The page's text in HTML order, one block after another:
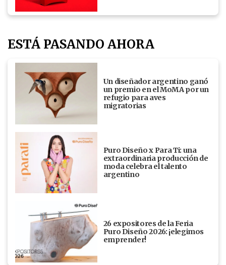
ESTÁ PASANDO AHORA
Un diseñador argentino ganó
un premio en el MoMA por un
refugio para aves
migratorias
Puro Diseño x Para Ti: una
extraordinaria producción de
moda celebra el talento
argentino
26 expositores de la Feria
Puro Diseño 2026: ¡elegimos
emprender!